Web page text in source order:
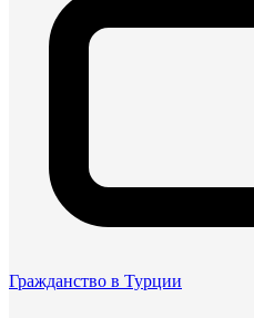
Гражданство в Турции